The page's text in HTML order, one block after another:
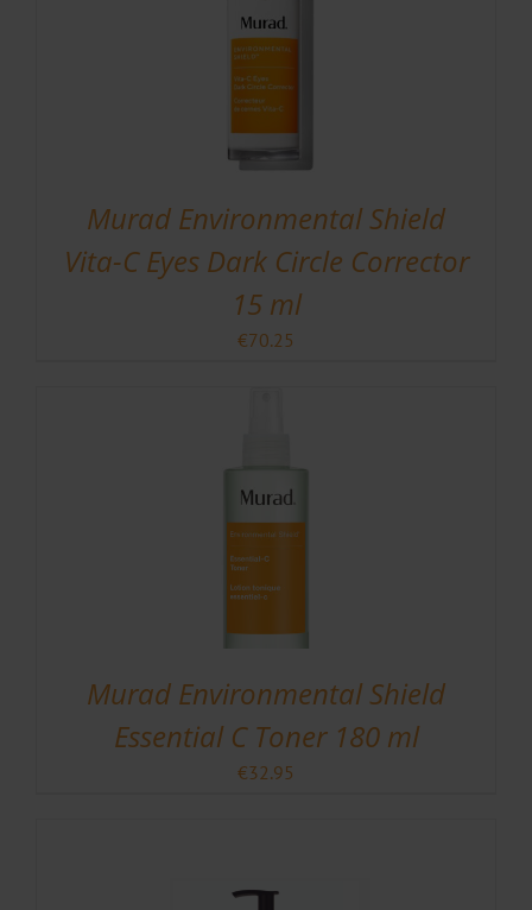
Murad Environmental Shield
Vita-C Eyes Dark Circle Corrector
15 ml
€70.25
Murad Environmental Shield
Essential C Toner 180 ml
€32.95